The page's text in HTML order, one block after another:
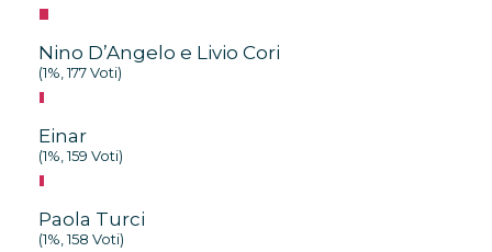
Nino D’Angelo e Livio Cori
(1%, 177 Voti)
Einar
(1%, 159 Voti)
Paola Turci
(1%, 158 Voti)